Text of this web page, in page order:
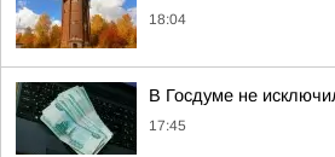
18:04
В Госдуме не
17:45